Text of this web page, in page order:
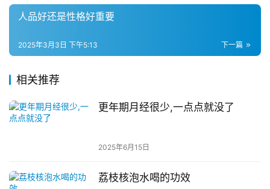
人品好还是性格好重要
下一篇
2025年3月3日 下午5:13
相关推荐
更年期月经很少,一点点就没了
2025年6月15日
荔枝核泡水喝的功效